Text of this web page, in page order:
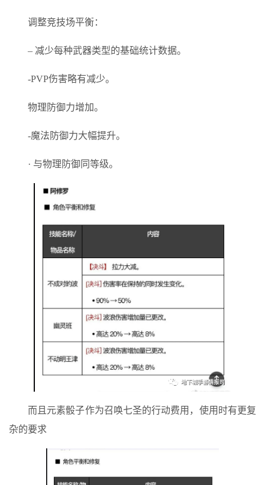
调整竞技场平衡：
– 减少每种武器类型的基础统计数据。
-PVP伤害略有减少。
物理防御力增加。
-魔法防御力大幅提升。
· 与物理防御同等级。
而且元素骰子作为召唤七圣的行动费用，使用时有更复
杂的要求